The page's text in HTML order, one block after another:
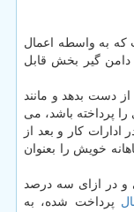
که به واسطه اعمال
گیر بخش قابل
دست بدهد و مانند
پرداخته باشد، می
کار و بعد از
درصد حقوق ماهانه خویش را بعنوان
و در ازای سه درصد
پرداخت شده، به